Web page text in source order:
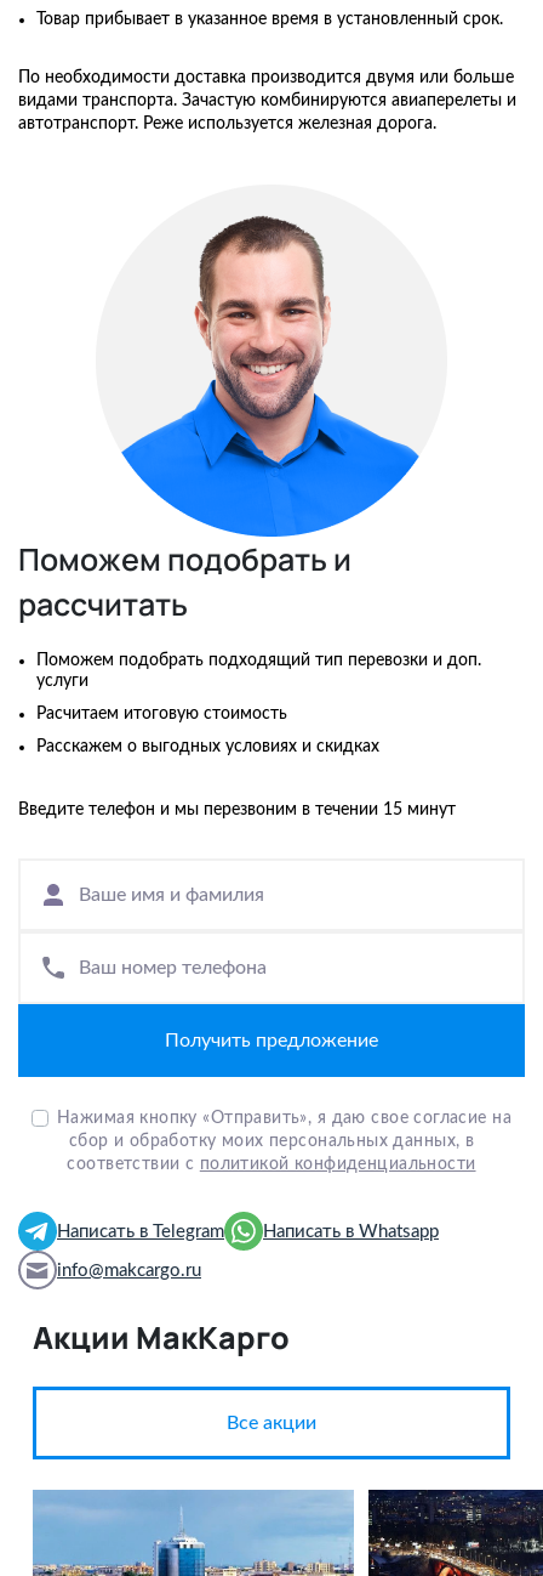
Товар прибывает в указанное время в установленный срок.
По необходимости доставка производится двумя или больше
видами транспорта. Зачастую комбинируются авиаперелеты и
автотранспорт. Реже используется железная дорога.
Поможем подобрать и
рассчитать
Поможем подобрать подходящий тип перевозки и доп.
услуги
Расчитаем итоговую стоимость
Расскажем о выгодных условиях и скидках
Введите телефон и мы перезвоним в течении 15 минут
Ваше имя и фамилия
Ваш номер телефона
Нажимая кнопку «Отправить», я даю свое согласие на
сбор и обработку моих персональных данных, в
соответствии с политикой конфиденциальности
Написать в Telegram Написать в Whatsapp
info@makcargo.ru
Акции МакКарго
Все акции